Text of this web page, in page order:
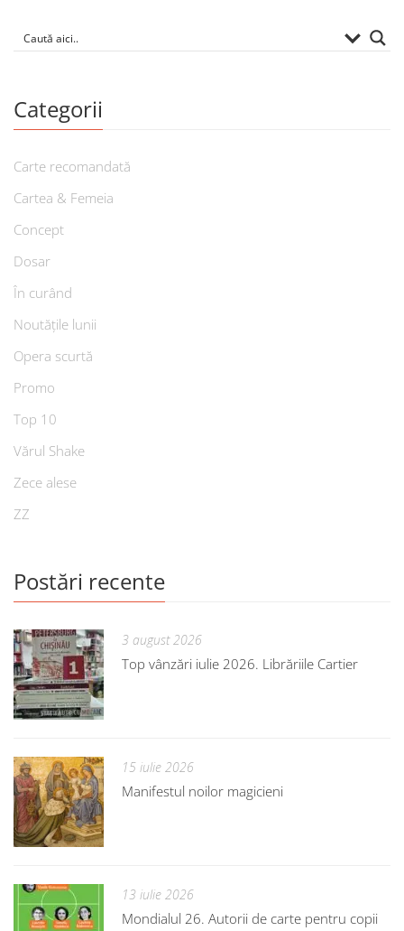
Categorii
Carte recomandată
Cartea & Femeia
Concept
Dosar
În curând
Noutățile lunii
Opera scurtă
Promo
Top 10
Vărul Shake
Zece alese
ZZ
Postări recente
3 august 2026
Top vânzări iulie 2026. Librăriile Cartier
15 iulie 2026
Manifestul noilor magicieni
13 iulie 2026
Mondialul 26. Autorii de carte pentru copii